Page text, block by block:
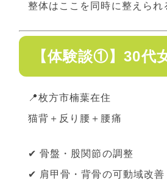
整体はここを同時に整えられ
【体験談①】30代
📍枚方市楠葉在住
猫背＋反り腰＋腰痛
✔ 骨盤・股関節の調整
✔ 肩甲骨・背骨の可動域改善